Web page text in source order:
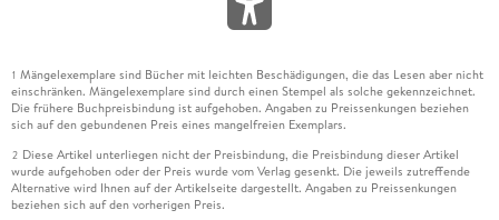
1 Mängelexemplare sind Bücher mit leichten Beschädigungen, die das Lesen aber nicht
einschränken. Mängelexemplare sind durch einen Stempel als solche gekennzeichnet.
Die frühere Buchpreisbindung ist aufgehoben. Angaben zu Preissenkungen beziehen
sich auf den gebundenen Preis eines mangelfreien Exemplars.
2 Diese Artikel unterliegen nicht der Preisbindung, die Preisbindung dieser Artikel
wurde aufgehoben oder der Preis wurde vom Verlag gesenkt. Die jeweils zutreffende
Alternative wird Ihnen auf der Artikelseite dargestellt. Angaben zu Preissenkungen
beziehen sich auf den vorherigen Preis.